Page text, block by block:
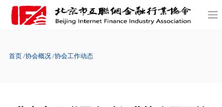
首页 协会概况 协会工作动态